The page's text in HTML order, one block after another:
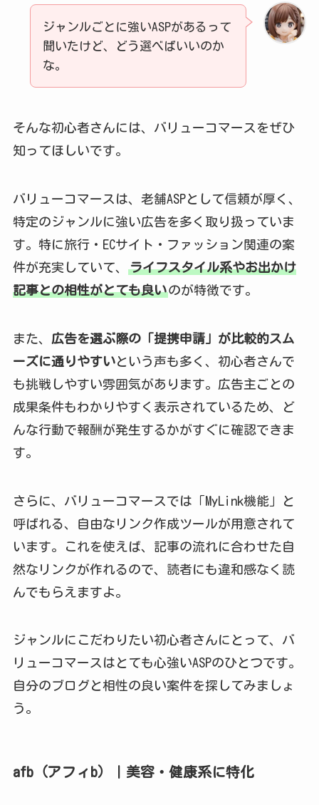
ジャンルごとに強いASPがあるって
聞いたけど、どう選べばいいのか
な。
そんな初心者さんには、バリューコマースをぜひ
知ってほしいです。
バリューコマースは、老舗ASPとして信頼が厚く、
特定のジャンルに強い広告を多く取り扱っていま
す。特に旅行・ECサイト・ファッション関連の案
件が充実していて、
ライフスタイル系やお出かけ
記事との相性がとても良いのが特徴です。
また、 広告を選ぶ際の「提携申請」が比較的スム
ーズに通りやすいという声も多く、初心者さんで
も挑戦しやすい雰囲気があります。広告主ごとの
成果条件もわかりやすく表示されているため、ど
んな行動で報酬が発生するかがすぐに確認できま
す。
さらに、バリューコマースでは「MyLink機能」と
呼ばれる、自由なリンク作成ツールが用意されて
います。これを使えば、記事の流れに合わせた自
然なリンクが作れるので、読者にも違和感なく読
んでもらえますよ。
ジャンルにこだわりたい初心者さんにとって、バ
リューコマースはとても心強いASPのひとつです。
自分のブログと相性の良い案件を探してみましょ
う。
afb（アフィb）｜美容・健康系に特化